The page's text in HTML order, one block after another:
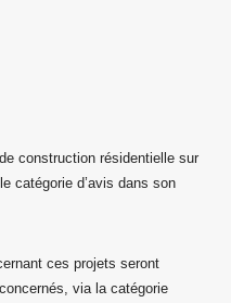
construction résidentielle sur
catégorie d’avis dans son
ces projets seront
via la catégorie